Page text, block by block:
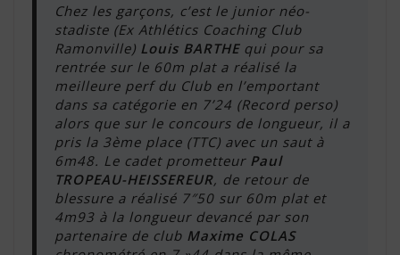
Chez les garçons, c’est le junior néo-
stadiste (Ex Athlétics Coaching Club
Ramonville) Louis BARTHE qui pour sa
rentrée sur le 60m plat a réalisé la
meilleure perf du Club en l’emportant
dans sa catégorie en 7’24 (Record perso)
alors que sur le concours de longueur, il a
pris la 3ème place (TTC) avec un saut à
6m48. Le cadet prometteur Paul
TROPEAU-HEISSEREUR, de retour de
blessure a réalisé 7″50 sur 60m plat et
4m93 à la longueur devancé par son
partenaire de club Maxime COLAS